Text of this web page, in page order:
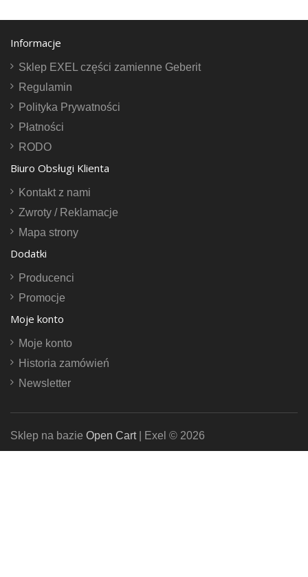
Informacje
Sklep EXEL części zamienne Geberit
Regulamin
Polityka Prywatności
Płatności
RODO
Biuro Obsługi Klienta
Kontakt z nami
Zwroty / Reklamacje
Mapa strony
Dodatki
Producenci
Promocje
Moje konto
Moje konto
Historia zamówień
Newsletter
Sklep na bazie Open Cart| Exel © 2026